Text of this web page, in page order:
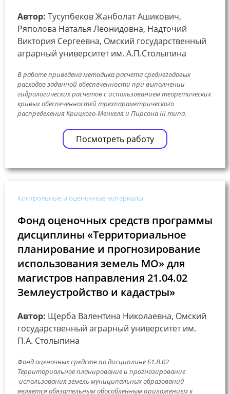
Автор: Тусупбеков Жанболат Ашикович,
Ряполова Наталья Леонидовна, Надточий
Виктория Сергеевна, Омский государственный
аграрный университет им. А.П.Столыпина
В работе приведена методика расчета среднегодовых
расходов заданной обеспеченности при выполнении
гидрологических расчетов с использованием теоретических
кривых обеспеченностей трехпараметрического
распределения Крицкого-Менкеля и Пирсона III типа.
Посмотреть работу
Контрольные и оценочные материалы
Фонд оценочных средств программы
дисциплины «Территориальное
планирование и прогнозирование
использования земель МО» для
магистров направления 21.04.02
Землеустройство и кадастры»
Автор: Щерба Валентина Николаевна, Омский
государственный аграрный университет им.
П.А. Столыпина
Фонд оценочных средств по дисциплине Б1.В.02
Территориальное планирование и прогнозирование
использования земель муниципальных образований
является обязательным обособленным приложением к